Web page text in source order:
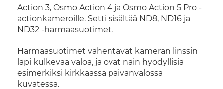
Action 3, Osmo Action 4 ja Osmo Action 5 Pro -
actionkameroille. Setti sisältää ND8, ND16 ja
ND32 -harmaasuotimet.
Harmaasuotimet vähentävät kameran linssin
läpi kulkevaa valoa, ja ovat näin hyödyllisiä
esimerkiksi kirkkaassa päivänvalossa
kuvatessa.